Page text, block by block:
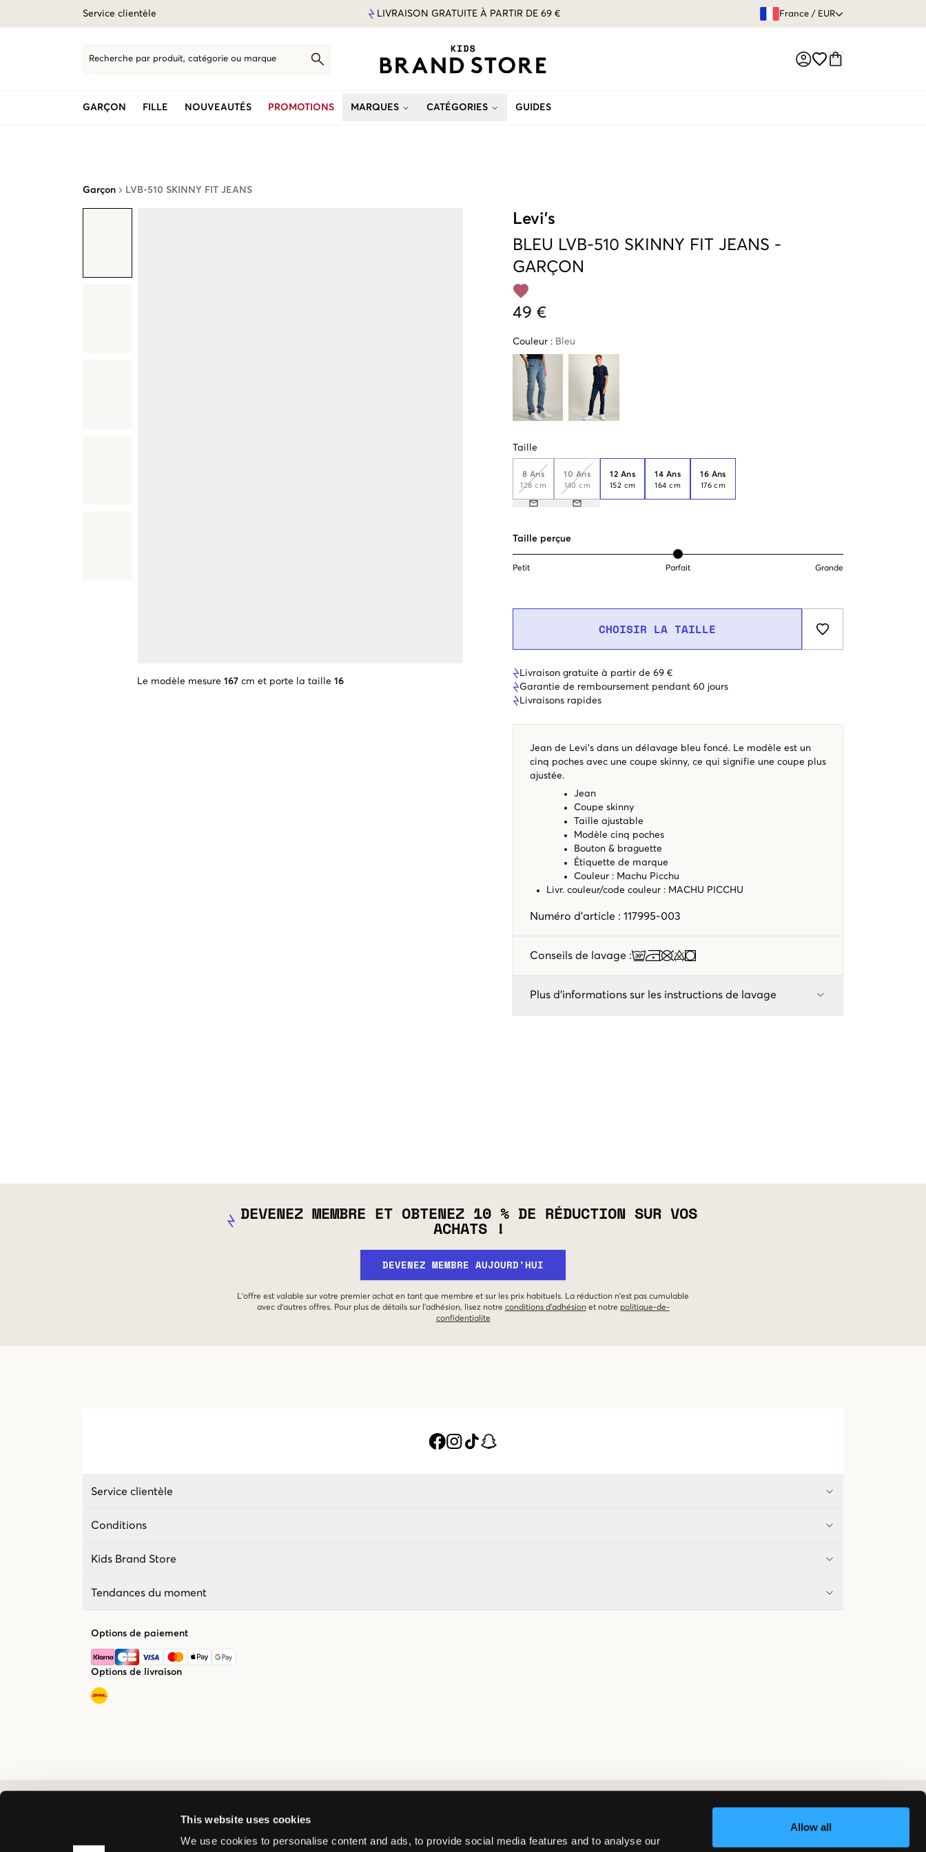
This website uses cookies
We use cookies to personalise content and ads, to provide social media features and to analyse our
Allow all
Service clientèle LIVRAISON GRATUITE À PARTIR DE 69 € GARANTIE DE
France / EUR
Recherche par produit, catégorie ou marque
GARÇON FILLE NOUVEAUTÉS PROMOTIONS MARQUES CATÉGORIES GUIDES
Garçon LVB-510 SKINNY FIT JEANS
Le modèle mesure 167 cm et porte la taille 16
Levi's
BLEU LVB-510 SKINNY FIT JEANS -
GARÇON
49 €
Couleur : Bleu
Taille
8 Ans
128 cm
10 Ans
140 cm
12 Ans
152 cm
14 Ans
164 cm
16 Ans
176 cm
Taille perçue
Petit Parfait Grande
CHOISIR LA TAILLE
Livraison gratuite à partir de 69 €
Garantie de remboursement pendant 60 jours
Livraisons rapides
Jean de Levi's dans un délavage bleu foncé. Le modèle est un
cinq poches avec une coupe skinny, ce qui signifie une coupe plus
ajustée.
Jean
Coupe skinny
Taille ajustable
Modèle cinq poches
Bouton & braguette
Étiquette de marque
Couleur : Machu Picchu
Livr. couleur/code couleur : MACHU PICCHU
Numéro d'article : 117995-003
Conseils de lavage :
Plus d'informations sur les instructions de lavage
DEVENEZ MEMBRE ET OBTENEZ 10 % DE RÉDUCTION SUR VOS
ACHATS !
DEVENEZ MEMBRE AUJOURD'HUI
L'offre est valable sur votre premier achat en tant que membre et sur les prix habituels. La réduction n'est pas cumulable
avec d'autres offres. Pour plus de détails sur l'adhésion, lisez notre conditions d'adhésion et notre politique-de-
confidentialite
Service clientèle
Conditions
Kids Brand Store
Tendances du moment
Options de paiement
Options de livraison